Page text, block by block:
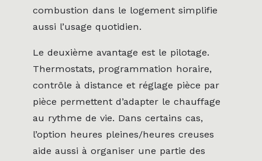
combustion dans le logement simplifie
aussi l’usage quotidien.
Le deuxième avantage est le pilotage.
Thermostats, programmation horaire,
contrôle à distance et réglage pièce par
pièce permettent d’adapter le chauffage
au rythme de vie. Dans certains cas,
l’option heures pleines/heures creuses
aide aussi à organiser une partie des